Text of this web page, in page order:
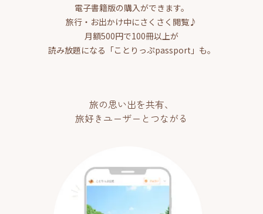
電子書籍版の購入ができます。
旅行・お出かけ中にさくさく閲覧♪
月額500円で100冊以上が
読み放題になる「ことりっぷpassport」も。
旅の思い出を共有、
旅好きユーザーとつながる